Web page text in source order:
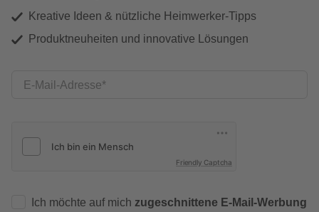
Kreative Ideen & nützliche Heimwerker-Tipps
Produktneuheiten und innovative Lösungen
E-Mail-Adresse
Friendly Captcha
Ich möchte auf mich zugeschnittene E-Mail-Werbung